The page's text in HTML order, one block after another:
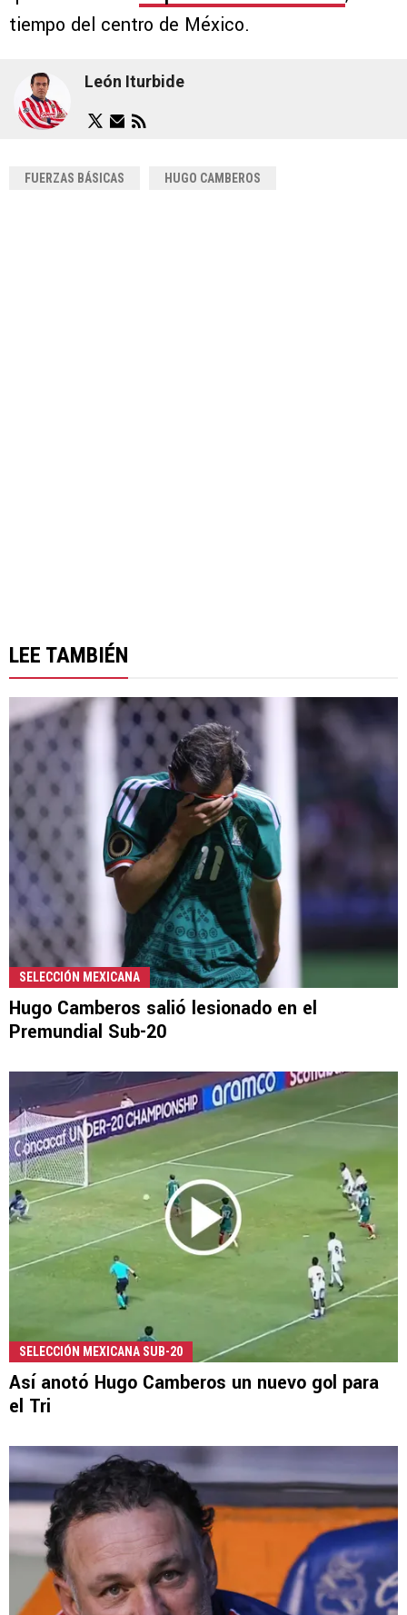
tiempo del centro de México.
León Iturbide
FUERZAS BÁSICAS HUGO CAMBEROS
LEE TAMBIÉN
SELECCIÓN MEXICANA
Hugo Camberos salió lesionado en el
Premundial Sub-20
SELECCIÓN MEXICANA SUB-20
Así anotó Hugo Camberos un nuevo gol para
el Tri